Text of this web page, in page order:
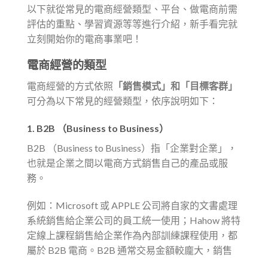
以下就從常見的電商經營類型、平台、做電商前需
評估的重點、學習資源等等進行介紹，新手看完就
立刻開始你的電商事業吧！
電商經營的類型
電商經營的方式依照 「銷售模式」和「目標客群」
可分為以下常見的經營類型，依序說明如下：
1. B2B （Business to Business）
B2B （Business to Business）指「企業對企業」，
也就是企業之間以電商方式銷售自己的產品或服
務。
例如：Microsoft 或 APPLE 公司將自家的文書處理
系統銷售給企業公司的員工統一使用；Hahow 將特
定線上課程銷售給企業作為內部訓練課程使用，都
屬於 B2B 電商。B2B 通常交易金額較龐大，銷售